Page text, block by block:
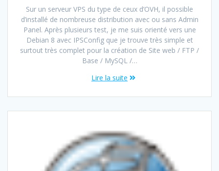
Sur un serveur VPS du type de ceux d’OVH, il possible
d’installé de nombreuse distribution avec ou sans Admin
Panel. Après plusieurs test, je me suis orienté vers une
Debian 8 avec IPSConfig que je trouve très simple et
surtout très complet pour la création de Site web / FTP /
Base / MySQL /…
Lire la suite